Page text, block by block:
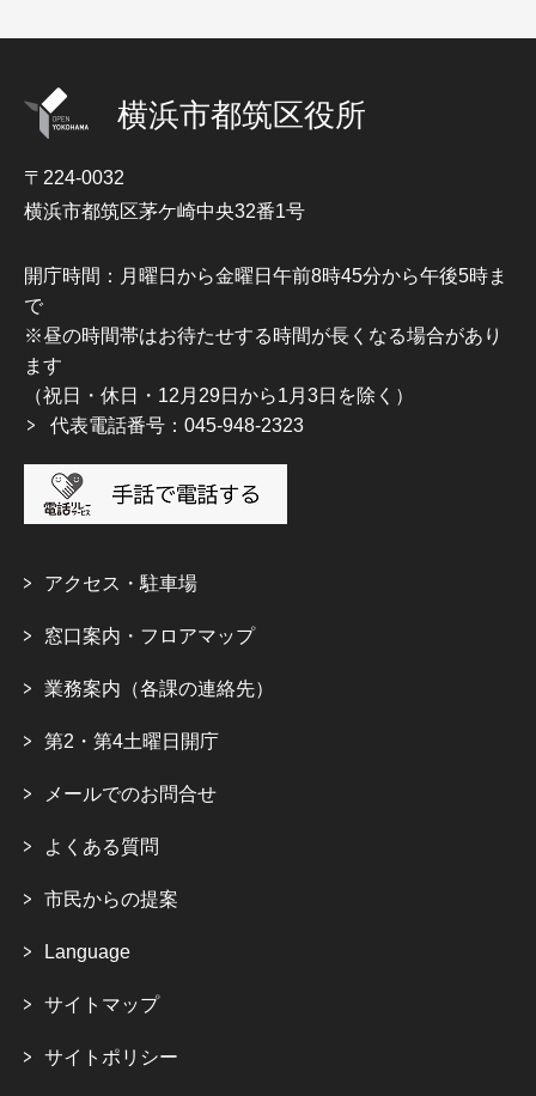
横浜市都筑区役所
〒224-0032
横浜市都筑区茅ケ崎中央32番1号
開庁時間：月曜日から金曜日午前8時45分から午後5時ま
で
※昼の時間帯はお待たせする時間が長くなる場合があり
ます
（祝日・休日・12月29日から1月3日を除く）
代表電話番号：045-948-2323
アクセス・駐車場
窓口案内・フロアマップ
業務案内（各課の連絡先）
第2・第4土曜日開庁
メールでのお問合せ
よくある質問
市民からの提案
Language
サイトマップ
サイトポリシー